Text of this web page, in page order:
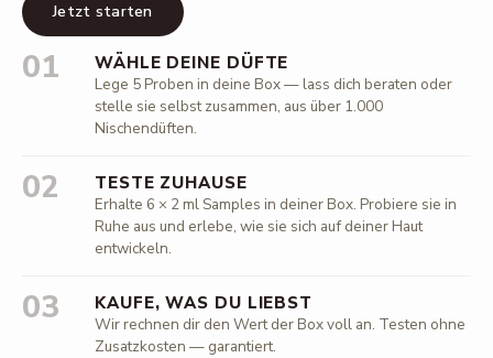
Jetzt starten
01 WÄHLE DEINE DÜFTE
Lege 5 Proben in deine Box — lass dich beraten oder
stelle sie selbst zusammen, aus über 1.000
Nischendüften.
02 TESTE ZUHAUSE
Erhalte 6 × 2 ml Samples in deiner Box. Probiere sie in
Ruhe aus und erlebe, wie sie sich auf deiner Haut
entwickeln.
03 KAUFE, WAS DU LIEBST
Wir rechnen dir den Wert der Box voll an. Testen ohne
Zusatzkosten — garantiert.